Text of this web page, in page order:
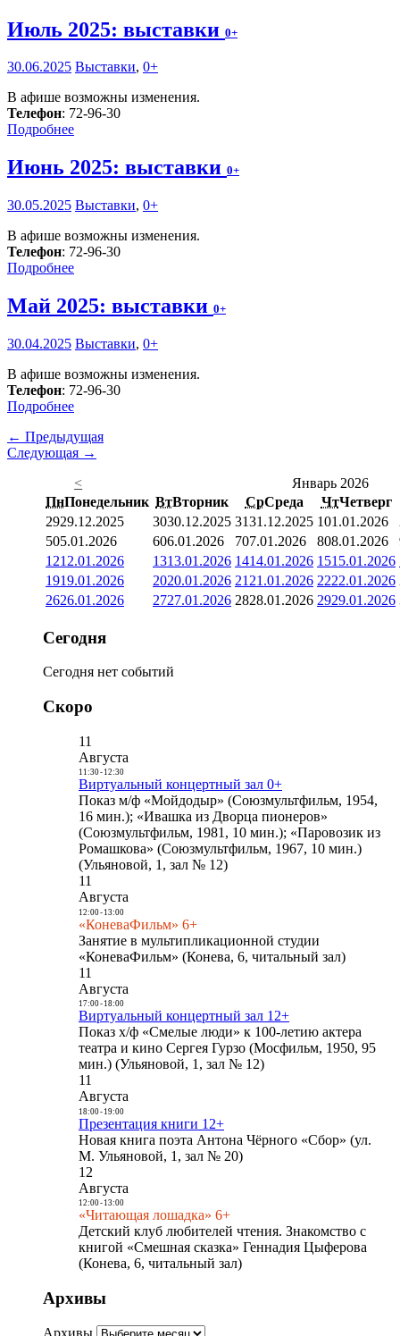
Июль 2025: выставки 0+
30.06.2025 Выставки, 0+
В афише возможны изменения.
Телефон: 72-96-30
Подробнее
Июнь 2025: выставки 0+
30.05.2025 Выставки, 0+
В афише возможны изменения.
Телефон: 72-96-30
Подробнее
Май 2025: выставки 0+
30.04.2025 Выставки, 0+
В афише возможны изменения.
Телефон: 72-96-30
Подробнее
← Предыдущая
Следующая →
<
Январь 2026
ПнПонедельник ВтВторник СрСреда ЧтЧетверг
2929.12.2025 3030.12.2025 3131.12.2025 101.01.2026
505.01.2026 606.01.2026 707.01.2026 808.01.2026
1212.01.2026 1313.01.2026 1414.01.2026 1515.01.2026
1919.01.2026 2020.01.2026 21 21.01.2026 2222.01.2026
2626.01.2026 2727.01.2026 2828.01.2026 2929.01.2026
Сегодня
Сегодня нет событий
Скоро
11
Августа
11:30- 12:30
Виртуальный концертный зал 0+
Показ м/ф «Мойдодыр» (Союзмультфильм, 1954,
16 мин.); «Ивашка из Дворца пионеров»
(Союзмультфильм, 1981, 10 мин.); «Паровозик из
Ромашкова» (Союзмультфильм, 1967, 10 мин.)
(Ульяновой, 1, зал № 12)
11
Августа
12:00- 13:00
«КоневаФильм» 6+
Занятие в мультипликационной студии
«КоневаФильм» (Конева, 6, читальный зал)
11
Августа
17:00- 18:00
Виртуальный концертный зал 12+
Показ х/ф «Смелые люди» к 100-летию актера
театра и кино Сергея Гурзо (Мосфильм, 1950, 95
мин.) (Ульяновой, 1, зал № 12)
11
Августа
18:00- 19:00
Презентация книги 12+
Новая книга поэта Антона Чёрного «Сбор» (ул.
М. Ульяновой, 1, зал № 20)
12
Августа
12:00- 13:00
«Читающая лошадка» 6+
Детский клуб любителей чтения. Знакомство с
книгой «Смешная сказка» Геннадия Цыферова
(Конева, 6, читальный зал)
Архивы
Архивы